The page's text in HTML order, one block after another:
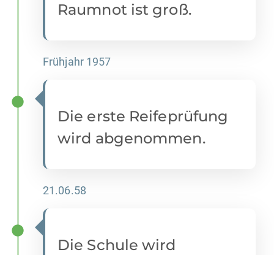
Raumnot ist groß.
Frühjahr 1957
Die erste Reifeprüfung
wird abgenommen.
21.06.58
Die Schule wird